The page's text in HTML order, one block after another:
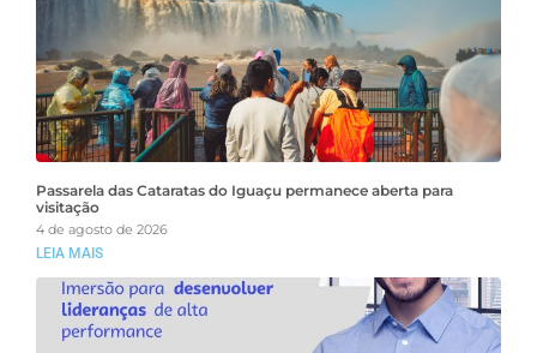
Passarela das Cataratas do Iguaçu permanece aberta para
visitação
4 de agosto de 2026
LEIA MAIS